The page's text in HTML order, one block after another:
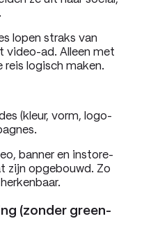
lopen straks van
ad. Alleen met
logisch maken.
(kleur, vorm, logo-
banner en instore-
opgebouwd. Zo
(zonder green-